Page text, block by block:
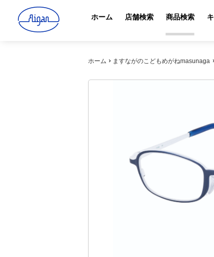
ホーム 店舗検索 商品検索
ホーム ますながのこどもめがねmasunaga